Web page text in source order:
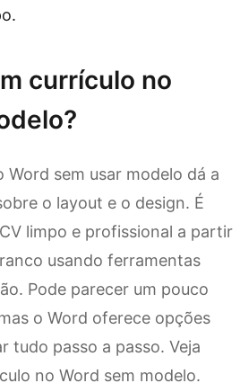
currículo no
Word sem usar modelo dá a
o layout e o design. É
limpo e profissional a partir
usando ferramentas
Pode parecer um pouco
o Word oferece opções
tudo passo a passo. Veja
no Word sem modelo.